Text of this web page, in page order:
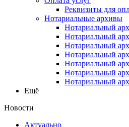
Реквизиты для
Нотариальные архивы
Нотариальный
Нотариальный
Нотариальный
Нотариальный
Нотариальный
Нотариальный
Нотариальный
Ещё
Новости
Актуально